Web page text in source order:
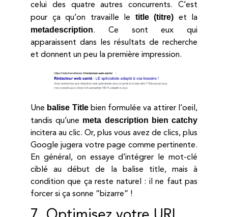
celui des quatre autres concurrents. C’est
pour ça qu’on travaille le title (titre) et la
metadescription. Ce sont eux qui
apparaissent dans les résultats de recherche
et donnent un peu la première impression.
Une balise Title bien formulée va attirer l’oeil,
tandis qu’une meta description bien catchy
incitera au clic. Or, plus vous avez de clics, plus
Google jugera votre page comme pertinente.
En général, on essaye d’intégrer le mot-clé
ciblé au début de la balise title, mais à
condition que ça reste naturel : il ne faut pas
forcer si ça sonne “bizarre” !